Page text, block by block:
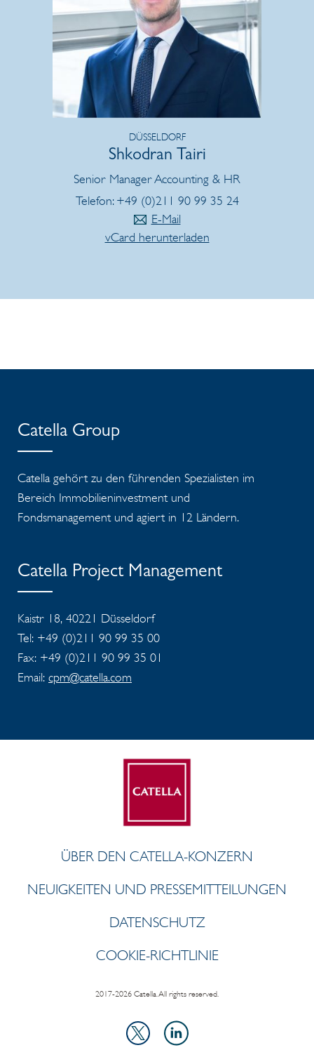
DÜSSELDORF
Shkodran Tairi
Senior Manager Accounting & HR
Telefon: +49 (0)211 90 99 35 24
E-Mail
vCard herunterladen
Catella Group
Catella gehört zu den führenden Spezialisten im
Bereich Immobilieninvestment und
Fondsmanagement und agiert in 12 Ländern.
Catella Project Management
Kaistr 18, 40221 Düsseldorf
Tel: +49 (0)211 90 99 35 00
Fax: +49 (0)211 90 99 35 01
Email: cpm@catella.com
ÜBER DEN CATELLA-KONZERN
NEUIGKEITEN UND PRESSEMITTEILUNGEN
DATENSCHUTZ
COOKIE-RICHTLINIE
2017-2026 Catella. All rights reserved.
X
LinkedIn